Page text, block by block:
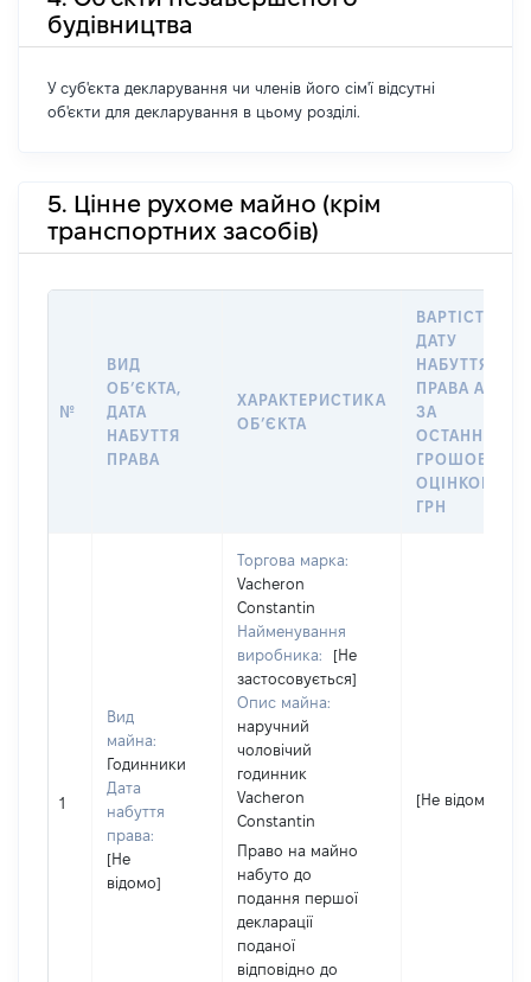
будівництва
У суб'єкта декларування чи членів його сім'ї відсутні
об'єкти для декларування в цьому розділі.
5. Цінне рухоме майно (крім
транспортних засобів)
№
ВИД
ОБʼЄКТА,
ДАТА
НАБУТТЯ
ПРАВА
ХАРАКТЕРИСТИКА
ОБʼЄКТА
ВАРТІСТЬ НА
ДАТУ
НАБУТТЯ
ПРАВА АБО
ЗА
ОСТАННЬОЮ
ГРОШОВОЮ
ОЦІНКОЮ,
ГРН
1
Вид
майна:
Годинники
Дата
набуття
права:
[Не
відомо]
Торгова марка:
Vacheron
Constantin
Найменування
виробника:
[Не
застосовується]
Опис майна:
наручний
чоловічий
годинник
Vacheron
Constantin
Право на майно
набуто до
подання першої
декларації
поданої
відповідно до
[Не відомо]